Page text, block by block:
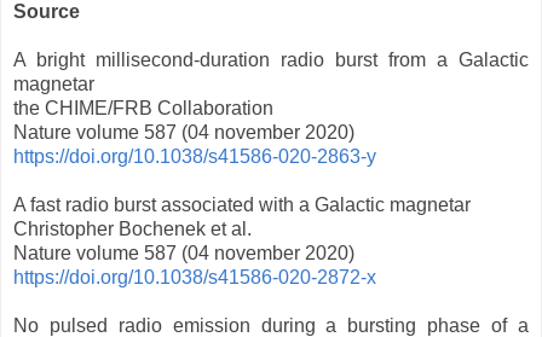
Source
A bright millisecond-duration radio burst from a Galactic
magnetar
the CHIME/FRB Collaboration
Nature volume 587 (04 november 2020)
https://doi.org/10.1038/s41586-020-2863-y
A fast radio burst associated with a Galactic magnetar
Christopher Bochenek et al.
Nature volume 587 (04 november 2020)
https://doi.org/10.1038/s41586-020-2872-x
No pulsed radio emission during a bursting phase of a